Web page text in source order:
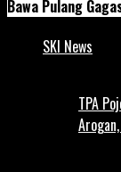
Bawa Pulang
SKI News
TPA